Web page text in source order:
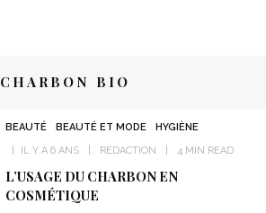
CHARBON BIO
BEAUTÉ BEAUTÉ ET MODE
HYGIÈNE
IL Y A 6 ANS
REDACTION 4 MIN READ
L’USAGE DU CHARBON EN
COSMÉTIQUE